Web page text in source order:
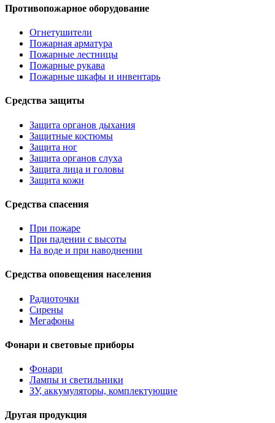
Противопожарное оборудование
Огнетушители
Пожарная арматура
Пожарные лестницы
Пожарные рукава
Пожарные шкафы и инвентарь
Средства защиты
Защита органов дыхания
Защитные костюмы
Защита ног
Защита органов слуха
Защита лица и головы
Защита кожи
Средства спасения
При пожаре
При падении с высоты
На воде и при наводнении
Средства оповещения населения
Радиоточки
Сирены
Мегафоны
Фонари и световые приборы
Фонари
Лампы и светильники
ЗУ, аккумуляторы, комплектующие
Другая продукция